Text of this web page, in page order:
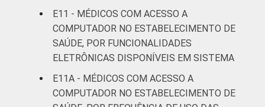
está disponível ou aos que não responderam
à pergunta sobre a disponibilidade.
E11 - MÉDICOS COM ACESSO A
COMPUTADOR NO ESTABELECIMENTO DE
SAÚDE, POR FUNCIONALIDADES
ELETRÔNICAS DISPONÍVEIS EM SISTEMA
E11A - MÉDICOS COM ACESSO A
COMPUTADOR NO ESTABELECIMENTO DE